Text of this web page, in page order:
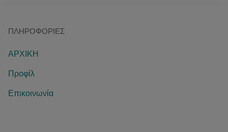
ΠΛΗΡΟΦΟΡΊΕΣ
ΑΡΧΙΚΗ
Προφίλ
Επικοινωνία